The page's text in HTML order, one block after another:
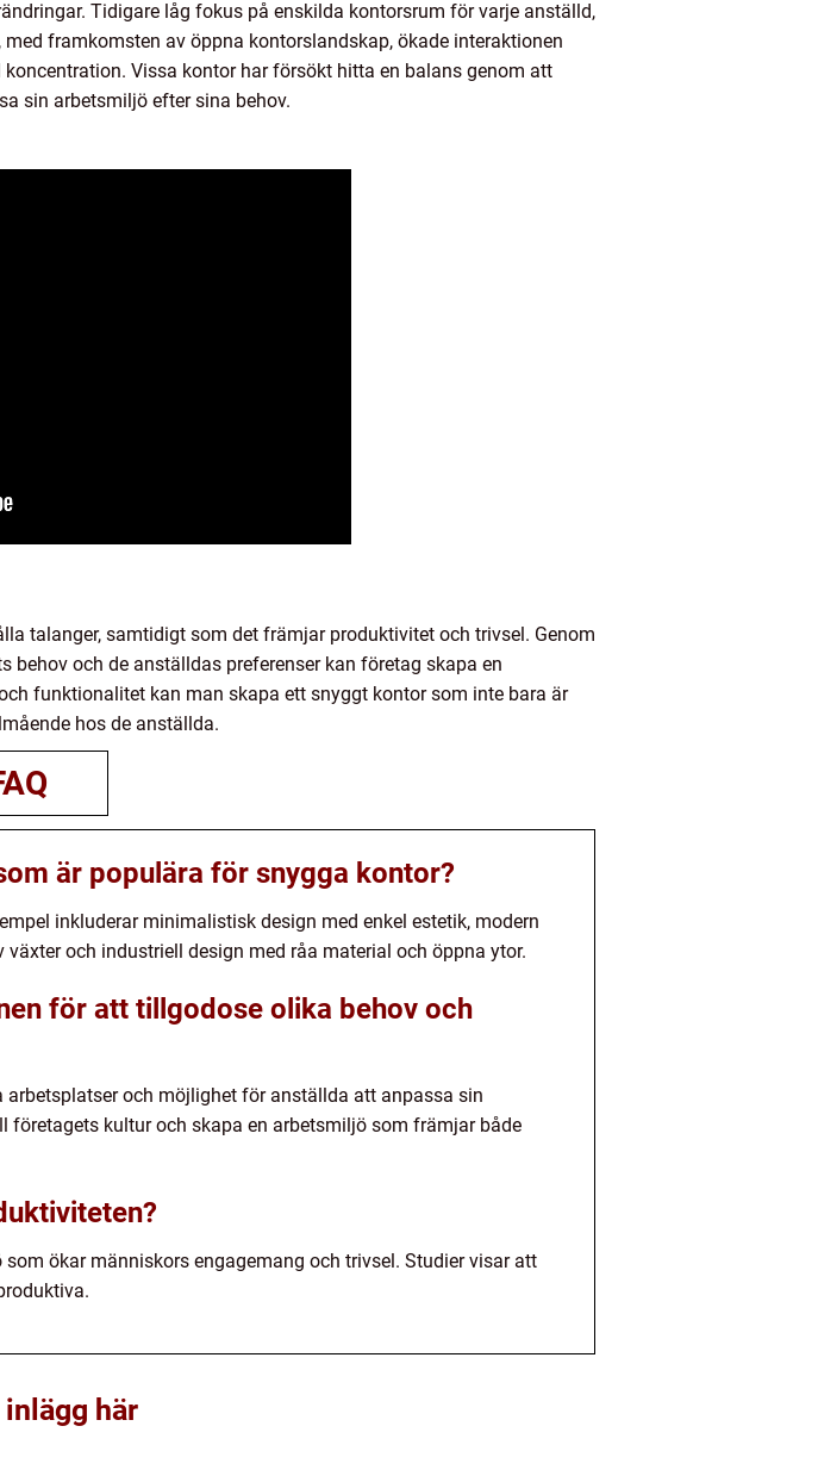
Tidigare låg fokus på enskilda kontorsrum för varje anställd,
framkomsten av öppna kontorslandskap, ökade interaktionen
Vissa kontor har försökt hitta en balans genom att
sin arbetsmiljö efter sina behov.
talanger, samtidigt som det främjar produktivitet och trivsel. Genom
och de anställdas preferenser kan företag skapa en
funktionalitet kan man skapa ett snyggt kontor som inte bara är
hos de anställda.
är populära för snygga kontor?
inkluderar minimalistisk design med enkel estetik, modern
och industriell design med råa material och öppna ytor.
för att tillgodose olika behov och
och möjlighet för anställda att anpassa sin
kultur och skapa en arbetsmiljö som främjar både
ökar människors engagemang och trivsel. Studier visar att
här